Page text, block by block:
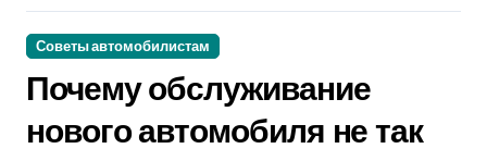
Советы автомобилистам
Почему обслуживание
нового автомобиля не так